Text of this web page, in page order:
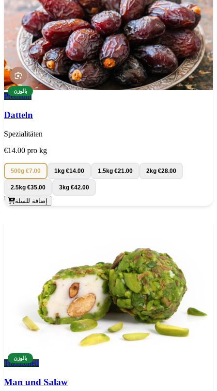
Premium
بالوزن
Datteln
Spezialitäten
€14.00 pro kg
500g €7.00 1kg €14.00 1.5kg €21.00 2kg €28.00
2.5kg €35.00 3kg €42.00
إضافة للسلة
Traditionell
بالوزن
Man und Salaw